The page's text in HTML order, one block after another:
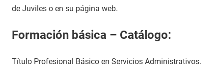
de Juviles o en su página web.
Formación básica – Catálogo:
Título Profesional Básico en Servicios Administrativos.